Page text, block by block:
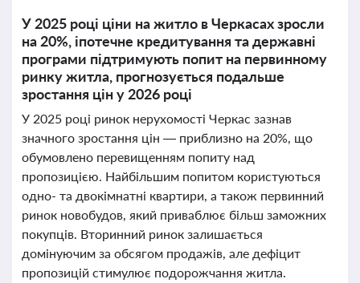
У 2025 році ціни на житло в Черкасах зросли
на 20%, іпотечне кредитування та державні
програми підтримують попит на первинному
ринку житла, прогнозується подальше
зростання цін у 2026 році
У 2025 році ринок нерухомості Черкас зазнав
значного зростання цін — приблизно на 20%, що
обумовлено перевищенням попиту над
пропозицією. Найбільшим попитом користуються
одно- та двокімнатні квартири, а також первинний
ринок новобудов, який приваблює більш заможних
покупців. Вторинний ринок залишається
домінуючим за обсягом продажів, але дефіцит
пропозицій стимулює подорожчання житла.